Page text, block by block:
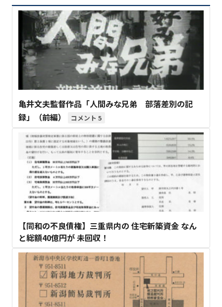
亀井文夫監督作品「人間みな兄弟 部落差別の記
録」（前編）
5
【同和の不良債権】三重県内の 住宅新築資金 なん
と総額40億円が 未回収！